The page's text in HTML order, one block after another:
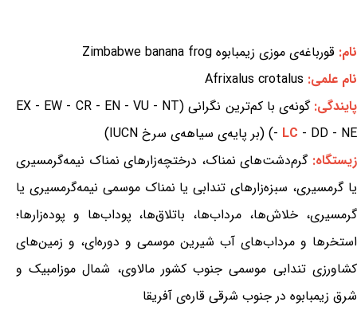
نام: قورباغه‌ی موزی زیمبابوه Zimbabwe banana frog
نام علمی: Afrixalus crotalus
پایندگی:
گونه‌ی با کم‌ترین نگرانی (EX - EW - CR - EN - VU - NT
- LC - DD - NE) (بر پایه‌ی سیاهه‌ی سرخ IUCN)
زیستگاه:گرم‌دشت‌های نمناک، درختچه‌زارهای نمناک نیمه‌گرمسیری
یا گرمسیری، سبزه‌زارهای تندابی یا نمناک موسمی نیمه‌گرمسیری یا
گرمسیری، خلاش‌ها، مرداب‌ها، باتلاق‌ها، پوداب‌ها و پوده‌زارها؛
استخرها و مرداب‌های آب شیرین موسمی و دوره‌ای، و زمین‌های
کشاورزی تندابی موسمی جنوب کشور مالاوی، شمال موزامبیک و
شرق زیمبابوه در جنوب شرقی قاره‌ی آفریقا